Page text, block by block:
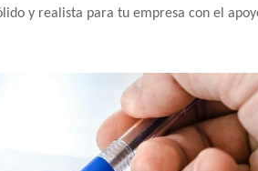
y realista para tu empresa con el